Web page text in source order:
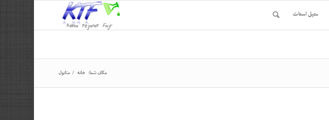
متیل استات
مکان شما: خانه / متانول